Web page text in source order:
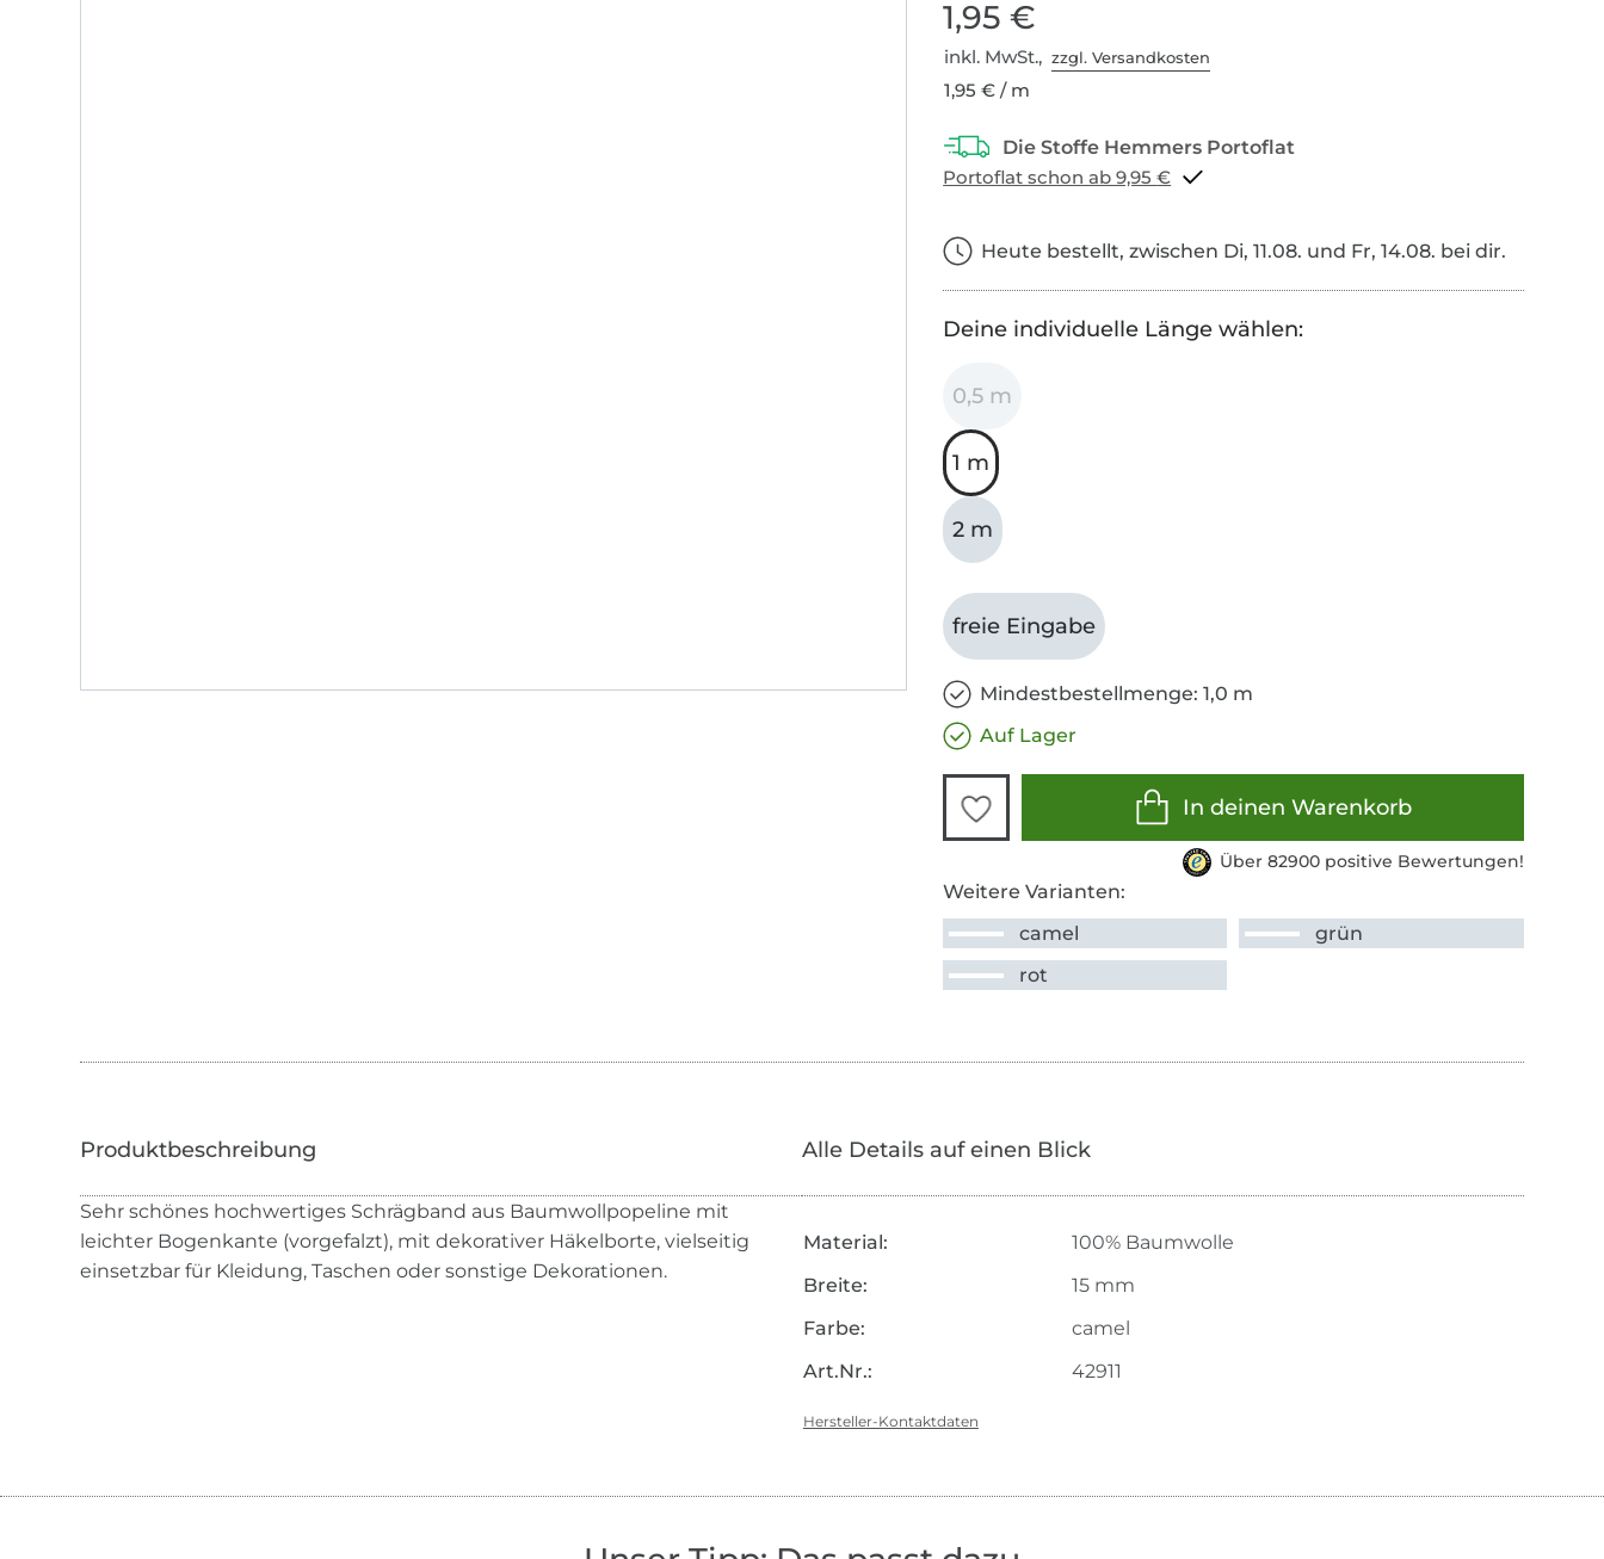
1,95 €
inkl. MwSt.,zzgl. Versandkosten
1,95 € / m
Portoflat schon ab 9,95 €
Heute bestellt, zwischen Di, 11.08. und Fr, 14.08. bei dir.
Deine individuelle Länge wählen:
0,5 m
1 m
2 m
freie Eingabe
Mindestbestellmenge: 1,0 m
Auf Lager
In deinen Warenkorb
Über 82900 positive Bewertungen!
Weitere Varianten:
camel
grün
rot
Sehr schönes hochwertiges Schrägband aus Baumwollpopeline mit
leichter Bogenkante (vorgefalzt), mit dekorativer Häkelborte, vielseitig
einsetzbar für Kleidung, Taschen oder sonstige Dekorationen.
Alle Details auf einen Blick
Material:
100% Baumwolle
Breite:
15 mm
Farbe:
camel
Art.Nr.:
42911
Hersteller-Kontaktdaten